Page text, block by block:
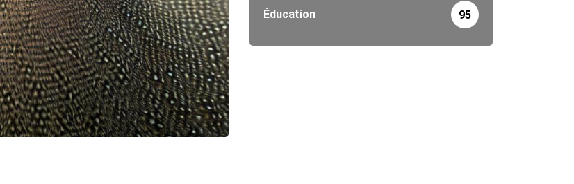
Éducation 95